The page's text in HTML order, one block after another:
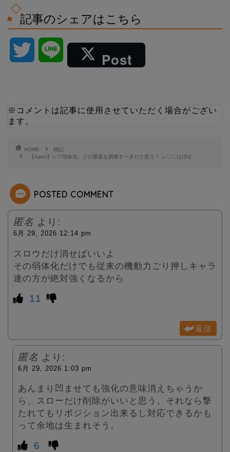
記事のシェアはこちら
t
r
Post
※コメントは記事に使用させていただく場合がござい
ます。
HOME
雑記
【Apex】シア弱体化、どの要素を調整すべきだと思う？ ←〇〇は消せ
POSTED COMMENT
匿名 より:
6月 29, 2026 12:14 pm
スロウだけ消せばいいよ
その弱体化だけでも従来の機動力ごり押しキャラ
達の方が絶対強くなるから
11
返信
匿名 より:
6月 29, 2026 1:03 pm
あんまり凹ませても強化の意味消えちゃうか
ら、スローだけ削除がいいと思う。それなら撃
たれてもリポジション出来るし対応できるかも
って余地は生まれそう。
6